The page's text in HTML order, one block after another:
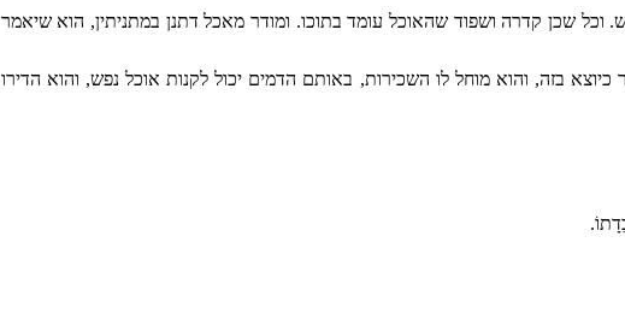
וכל שכן קדרה ושפוד שהאוכל עומד בתוכו. ומודר מאכל דתנן במתניתין, הוא שיאמר
כיוצא בזה, והוא מוחל לו השכירות, באותם הדמים יכול לקנות אוכל נפש, והוא הדירו